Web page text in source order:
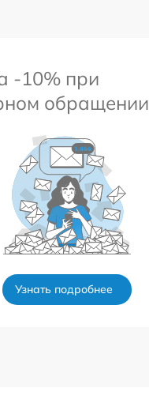
-10% при
обращении
Узнать подробнее